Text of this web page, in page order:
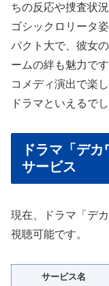
ちの反応や捜査状
ゴシックロリータ
パクト大で、彼女
ームの絆も魅力で
コメディ演出で楽
ドラマといえるでし
ドラマ「デ
サービス
現在、ドラマ「デ
視聴可能です。
サービス名